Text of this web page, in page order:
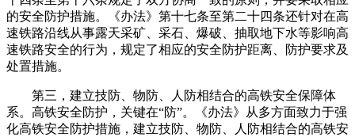
的安全防护措施。《办法》第十七条至第二十四条还针对在高
速铁路沿线从事露天采矿、采石、爆破、抽取地下水等影响高
速铁路安全的行为，规定了相应的安全防护距离、防护要求及
处置措施。
第三，建立技防、物防、人防相结合的高铁安全保障体
系。高铁安全防护，关键在“防”。《办法》从多方面致力于强
化高铁安全防护措施，建立技防、物防、人防相结合的高铁安